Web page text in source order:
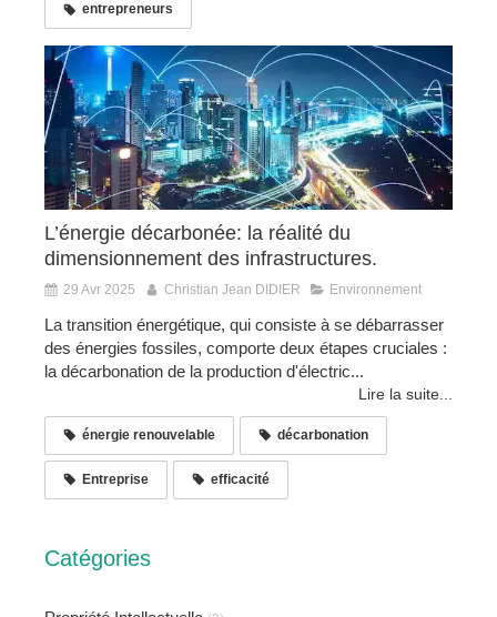
entrepreneurs
L’énergie décarbonée: la réalité du
dimensionnement des infrastructures.
29 Avr 2025 Christian Jean DIDIER Environnement
La transition énergétique, qui consiste à se débarrasser
des énergies fossiles, comporte deux étapes cruciales :
la décarbonation de la production d'électric...
Lire la suite...
énergie renouvelable décarbonation
Entreprise efficacité
Catégories